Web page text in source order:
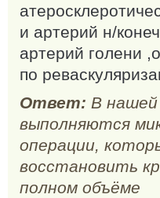
и артерий н/
артерий голени
по
Ответ: В нашей
выполняются
операции,
восстановить
полном объёме